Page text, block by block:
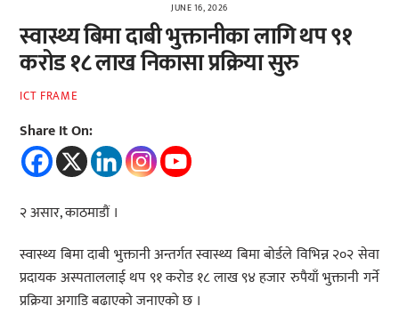
JUNE 16, 2026
स्वास्थ्य बिमा दाबी भुक्तानीका लागि थप ९१
करोड १८ लाख निकासा प्रक्रिया सुरु
ICT FRAME
Share It On:
२ असार, काठमाडौं ।
स्वास्थ्य बिमा दाबी भुक्तानी अन्तर्गत स्वास्थ्य बिमा बोर्डले विभिन्न २०२ सेवा
प्रदायक अस्पताललाई थप ९१ करोड १८ लाख ९४ हजार रुपैयाँ भुक्तानी गर्ने
प्रक्रिया अगाडि बढाएको जनाएको छ ।